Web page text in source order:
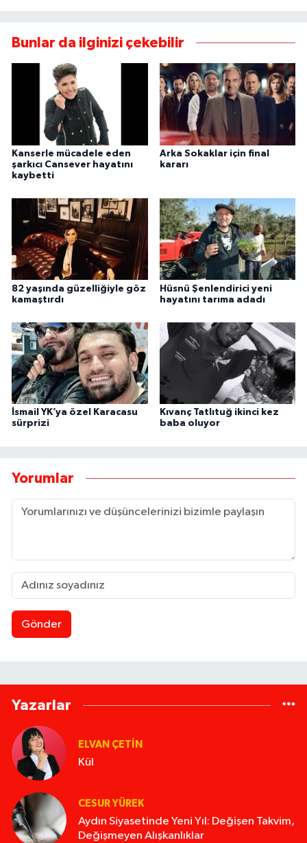
Bunlar da ilginizi çekebilir
Kanserle mücadele eden
şarkıcı Cansever hayatını
kaybetti
Arka Sokaklar için final
kararı
82 yaşında güzelliğiyle göz
kamaştırdı
Hüsnü Şenlendirici yeni
hayatını tarıma adadı
İsmail YK’ya özel Karacasu
sürprizi
Kıvanç Tatlıtuğ ikinci kez
baba oluyor
Yorumlar
Gönder
Yazarlar
ELVAN ÇETIN
Kül
CESUR YÜREK
Aydın Siyasetinde Yeni Yıl: Değişen Takvim,
Değişmeyen Alışkanlıklar